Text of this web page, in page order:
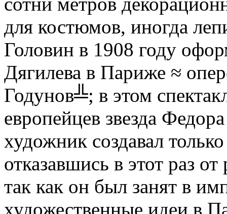
для костюмов, иногда
Головин в 1908 году
Дягилева в Париже ≈
Годунов╩; в этом
европейцев звезда
художник создавал
отказавшись в этот раз
так как он был занят в
художественные идеи в